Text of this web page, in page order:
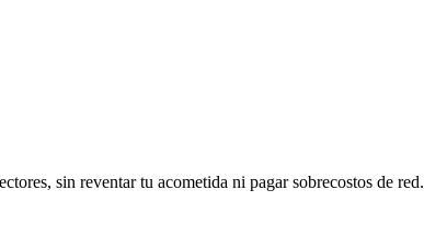
sin reventar tu acometida ni pagar sobrecostos de red.